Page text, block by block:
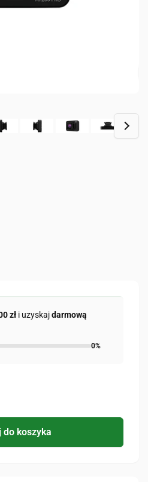
zł i uzyskajdarmową
0%
do koszyka